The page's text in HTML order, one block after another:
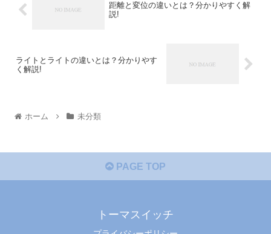
距離と変位の違いとは？分かりやすく解
説!
ライトとライトの違いとは？分かりやす
く解説!
ホーム 未分類
PAGE TOP
トーマスイッチ